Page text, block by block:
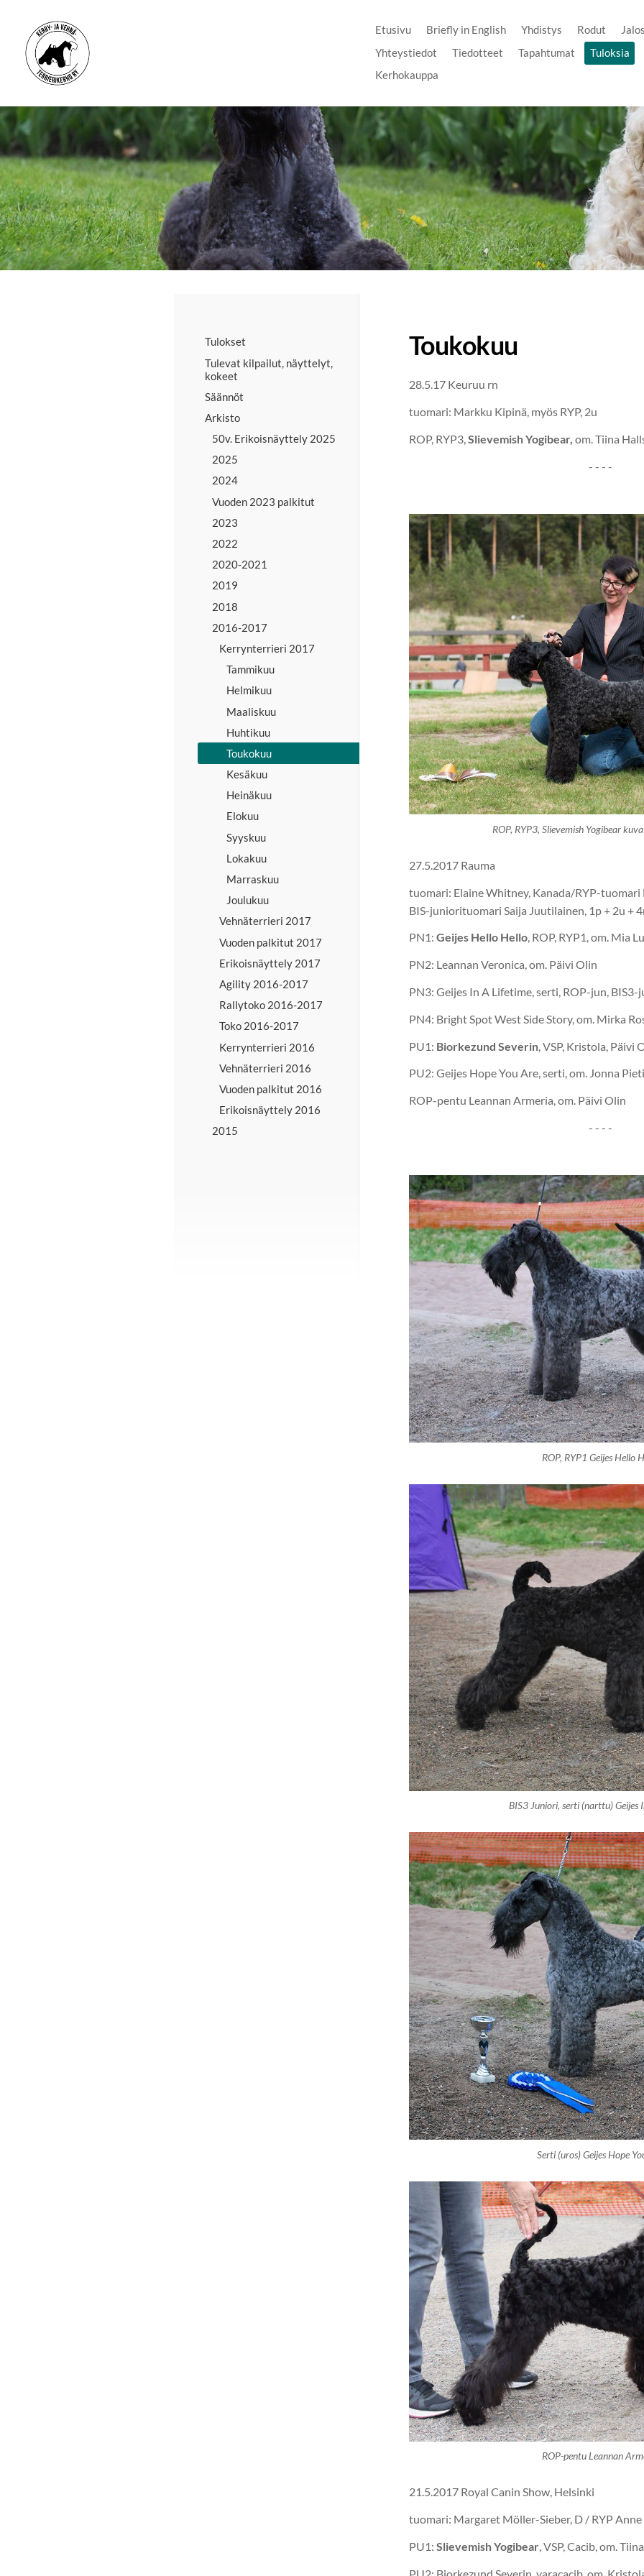
sivun
sisältöön
Kerry- ja vehnäterrierikerho
Etusivu Briefly in English Yhdistys Rodut
Yhteystiedot
Tiedotteet Tapahtumat
Tuloksia
Kerhokauppa
Tulokset
Tulevat kilpailut, näyttelyt,
kokeet
Säännöt
Arkisto
50v. Erikoisnäyttely 2025
2025
2024
Vuoden 2023 palkitut
2023
2022
2020-2021
2019
2018
2016-2017
Kerrynterrieri 2017
Tammikuu
Helmikuu
Maaliskuu
Huhtikuu
Toukokuu
Kesäkuu
Heinäkuu
Elokuu
Syyskuu
Lokakuu
Marraskuu
Joulukuu
Vehnäterrieri 2017
Vuoden palkitut 2017
Erikoisnäyttely 2017
Agility 2016-2017
Rallytoko 2016-2017
Toko 2016-2017
Kerrynterrieri 2016
Vehnäterrieri 2016
Vuoden palkitut 2016
Erikoisnäyttely 2016
2015
Toukokuu
28.5.17 Keuruu rn
tuomari: Markku Kipinä, myös RYP, 2u
ROP, RYP3,Slievemish Yogibear, om. Tiina
- - - -
ROP, RYP3, Slievemish Yogibear
27.5.2017 Rauma
tuomari: Elaine Whitney, Kanada/RYP-
BIS-juniorituomari Saija Juutilainen, 1p + 2u +
PN1: Geijes Hello Hello, ROP, RYP1, om. Mia
PN2: Leannan Veronica, om. Päivi Olin
PN3: Geijes In A Lifetime, serti, ROP-jun,
PN4: Bright Spot West Side Story, om. Mirka
PU1: Biorkezund Severin, VSP, Kristola, Päivi
PU2: Geijes Hope You Are, serti, om. Jonna
ROP-pentu Leannan Armeria, om. Päivi Olin
- - - -
ROP, RYP1 Geijes Hello
BIS3 Juniori, serti (narttu) Geijes
Serti (uros) Geijes Hope
ROP-pentu Leannan
21.5.2017 Royal Canin Show, Helsinki
tuomari: Margaret Möller-Sieber, D / RYP Anne
PU1: Slievemish Yogibear, VSP, Cacib, om.
PU2: Biorkezund Severin, varacacib, om.